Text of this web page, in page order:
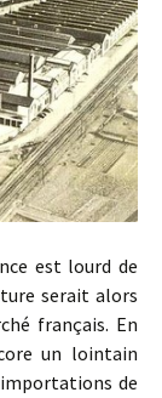
est lourd de
serait alors
français. En
un lointain
de